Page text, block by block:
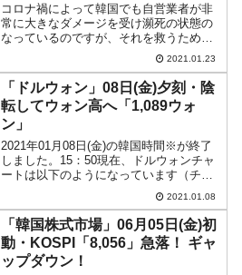
コロナ禍によって韓国でも自営業者が非
常に大きなダメージを受け瀕死の状態の
なっているのですが、それを救うため与
党が法案を準備しています。自営業者の
損失を補てんしようというのです。自営
業の損失を最大70％まで補償営業制限を
受けている業種では60...
2021.01.23
「ドルウォン」08日(金)夕刻・陰
転してウォン高へ「1,089ウォ
ン」
2021年01月08日(金)の韓国時間※が終了
しました。15：50現在、ドルウォンチャ
ートは以下のようになっています（チャ
ートは『Investing.com』より引用：以下
同）。陰転しました！ ウォン高方向へ向
かい、「1ドル＝1,089ウォ...
2021.01.08
「韓国株式市場」06月05日(金)初
動・KOSPI「8,056」急落！ ギャ
ップダウン！